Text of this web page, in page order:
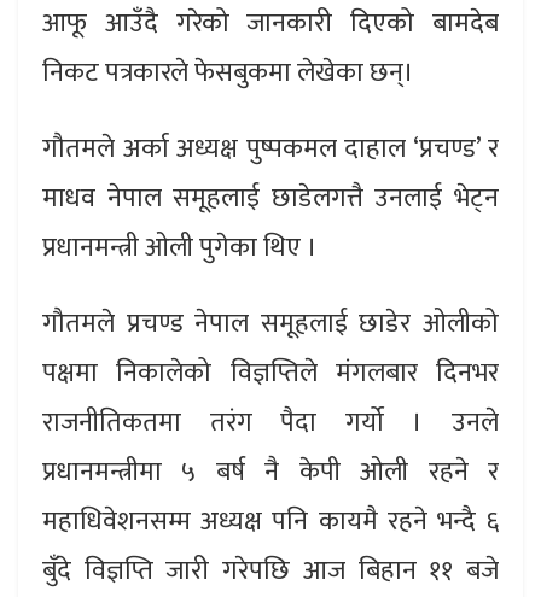
आफू आउँदै गरेको जानकारी दिएको बामदेब
निकट पत्रकारले फेसबुकमा लेखेका छन्।
गौतमले अर्का अध्यक्ष पुष्पकमल दाहाल ‘प्रचण्ड’ र
माधव नेपाल समूहलाई छाडेलगत्तै उनलाई भेट्न
प्रधानमन्त्री ओली पुगेका थिए ।
गौतमले प्रचण्ड नेपाल समूहलाई छाडेर ओलीको
पक्षमा निकालेको विज्ञप्तिले मंगलबार दिनभर
राजनीतिकतमा तरंग पैदा गर्यो । उनले
प्रधानमन्त्रीमा ५ बर्ष नै केपी ओली रहने र
महाधिवेशनसम्म अध्यक्ष पनि कायमै रहने भन्दै ६
बुँदे विज्ञप्ति जारी गरेपछि आज बिहान ११ बजे